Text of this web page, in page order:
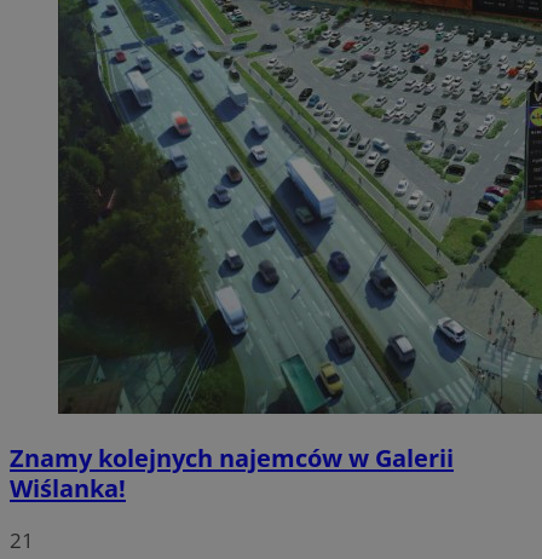
Znamy kolejnych najemców w Galerii
Wiślanka!
21